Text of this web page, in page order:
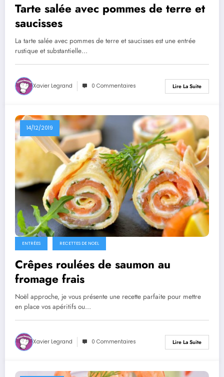
Tarte salée avec pommes de terre et
saucisses
La tarte salée avec pommes de terre et saucisses est une entrée
rustique et substantielle…
Xavier Legrand 0 Commentaires Lire La Suite
14/12/2019
ENTRÉES RECETTES DE NOEL
Crêpes roulées de saumon au
fromage frais
Noël approche, je vous présente une recette parfaite pour mettre
en place vos apéritifs ou…
Xavier Legrand 0 Commentaires Lire La Suite